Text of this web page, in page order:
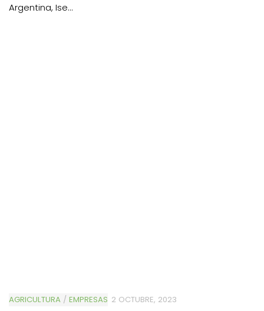
Argentina, Ise...
AGRICULTURA / EMPRESAS 2 OCTUBRE, 2023